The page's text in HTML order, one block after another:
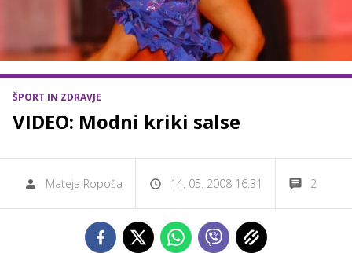
ŠPORT IN ZDRAVJE
VIDEO: Modni kriki salse
Mateja Ropoša 14. 05. 2008 16.31 2